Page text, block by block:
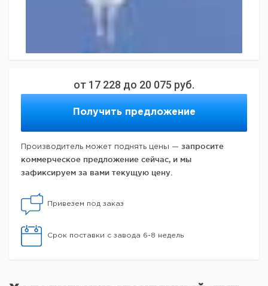
от 17 228 до 20 075 руб.
Получить предложение
Производитель может поднять цены — запросите
коммерческое предложение сейчас, и мы
зафиксируем за вами текущую цену.
Привезем под заказ
Срок поставки с завода 6-8 недель